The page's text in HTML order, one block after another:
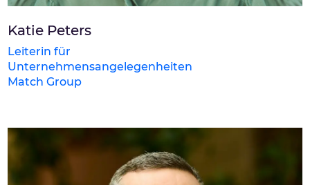
Katie Peters
Leiterin für
Unternehmensangelegenheiten
Match Group